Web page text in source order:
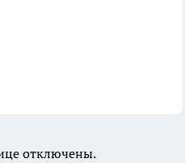
отключены.